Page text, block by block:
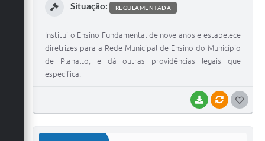
BAIXARVÍNCULOS
Situação: REGULAMENTADA
Institui o Ensino Fundamental de nove anos e estabelece
diretrizes para a Rede Municipal de Ensino do Município
de Planalto, e dá outras providências legais que
especifica.